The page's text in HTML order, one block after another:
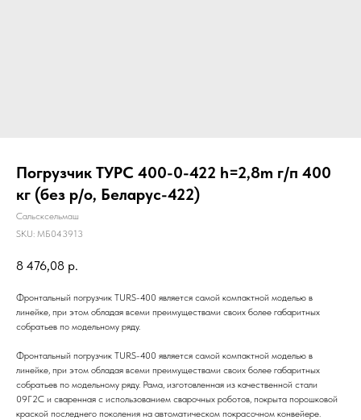
Погрузчик ТУРС 400-0-422 h=2,8m г/п 400
кг (без р/о, Беларус-422)
Сальсксельмаш
SKU: МБ043913
8 476,08 р.
Фронтальный погрузчик TURS-400 является самой компактной моделью в
линейке, при этом обладая всеми преимуществами своих более габаритных
собратьев по модельному ряду.
Фронтальный погрузчик TURS-400 является самой компактной моделью в
линейке, при этом обладая всеми преимуществами своих более габаритных
собратьев по модельному ряду. Рама, изготовленная из качественной стали
09Г2С и сваренная с использованием сварочных роботов, покрыта порошковой
краской последнего поколения на автоматическом покрасочном конвейере.